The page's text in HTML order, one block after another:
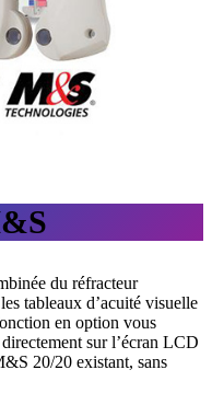
du réfracteur
tableaux d’acuité visuelle
en option vous
sur l’écran LCD
20/20 existant, sans